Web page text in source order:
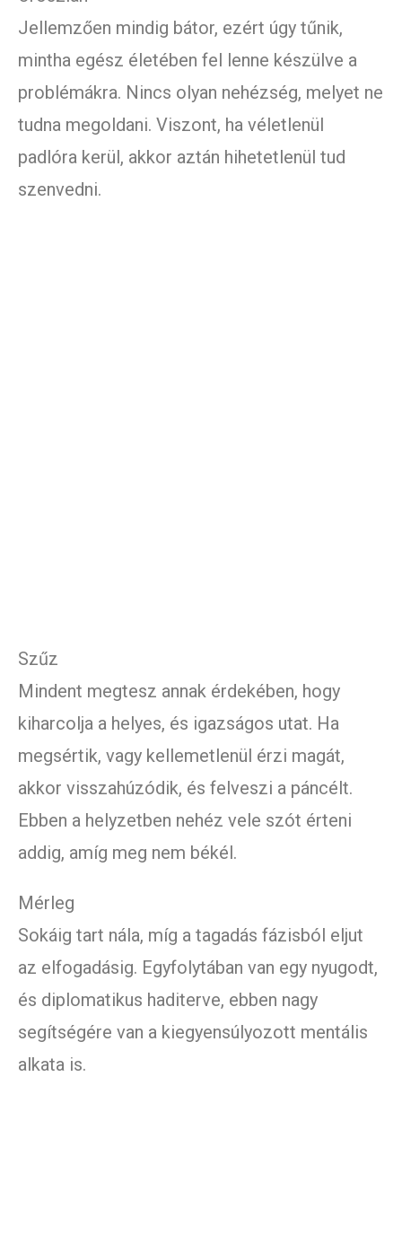
Jellemzően mindig bátor, ezért úgy tűnik,
mintha egész életében fel lenne készülve a
problémákra. Nincs olyan nehézség, melyet ne
tudna megoldani. Viszont, ha véletlenül
padlóra kerül, akkor aztán hihetetlenül tud
szenvedni.
Szűz
Mindent megtesz annak érdekében, hogy
kiharcolja a helyes, és igazságos utat. Ha
megsértik, vagy kellemetlenül érzi magát,
akkor visszahúzódik, és felveszi a páncélt.
Ebben a helyzetben nehéz vele szót érteni
addig, amíg meg nem békél.
Mérleg
Sokáig tart nála, míg a tagadás fázisból eljut
az elfogadásig. Egyfolytában van egy nyugodt,
és diplomatikus haditerve, ebben nagy
segítségére van a kiegyensúlyozott mentális
alkata is.